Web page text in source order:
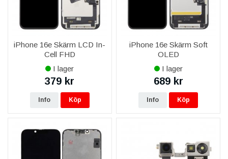
ljusstyrka. Alla skärmar levereras som kompletta moduler med
glas, panel och digitizer – redo att montera.
Laddning, kamera, ljud och smådelar
Laddar telefonen dåligt är det oftast
laddkontaktens
selfies åtgärdas med en ny
, och släcks inte
skärmen vid samtal byter du
närhetssensorn (proximity)
nedre högtalare samtalshögtalare,
strömknapp-flex
vibrator (Taptic Engine)
och
Så väljer du rätt reservdel
Utgå från symptomet: trasig bild/glas = skärm, laddproblem =
iPhone 16e Skärm LCD In-
Cell FHD
I lager
379 kr
Info Köp
iPhone 16e Skärm Soft
OLED
I lager
689 kr
Info Köp